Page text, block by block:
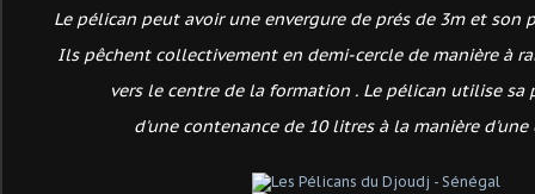
Le pélican peut avoir une envergure de prés de 3m et son
Ils pêchent collectivement en demi-cercle de manière à
vers le centre de la formation . Le pélican utilise sa
d'une contenance de 10 litres à la manière d'une